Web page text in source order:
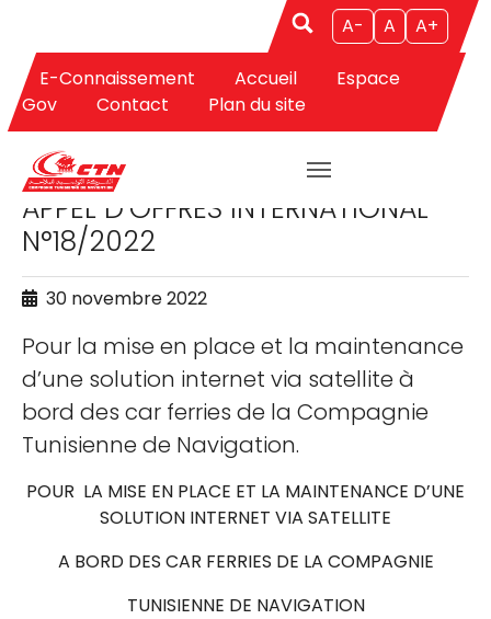
Aller au contenu principal
A- A A+
E-Connaissement Accueil
Espace
Gov
Contact Plan du site
APPELS D'OFFRES
APPEL D’OFFRES INTERNATIONAL
N°18/2022
30 novembre 2022
Pour la mise en place et la maintenance
d’une solution internet via satellite à
bord des car ferries de la Compagnie
Tunisienne de Navigation.
POUR LA MISE EN PLACE ET LA MAINTENANCE D’UNE
SOLUTION INTERNET VIA SATELLITE
A BORD DES CAR FERRIES DE LA COMPAGNIE
TUNISIENNE DE NAVIGATION